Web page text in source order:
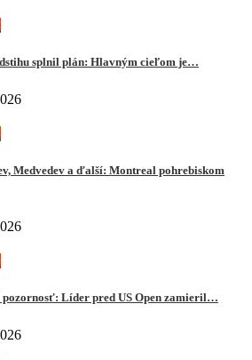
splnil plán: Hlavným cieľom je…
Medvedev a ďalší: Montreal pohrebiskom
pozornosť: Líder pred US Open zamieril…